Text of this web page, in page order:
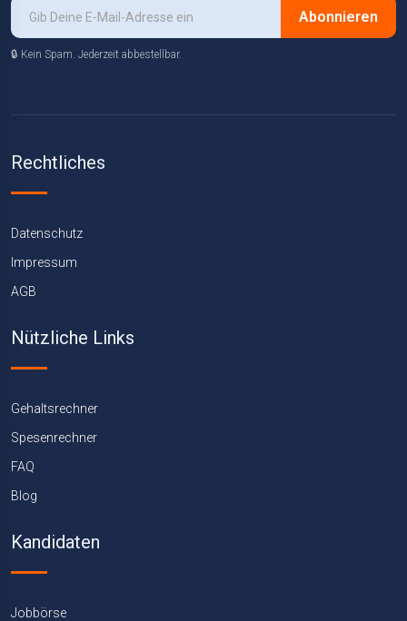
Abonnieren
🔒 Kein Spam. Jederzeit abbestellbar.
Rechtliches
Datenschutz
Impressum
AGB
Nützliche Links
Gehaltsrechner
Spesenrechner
FAQ
Blog
Kandidaten
Jobbörse